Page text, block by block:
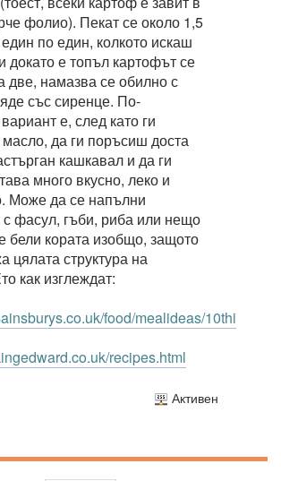
фолио). Пекат се около 1,5
по един, колкото искаш
докато е топъл картофът се
две, намазва се обилно с
със сиренце. По-
е, след като ги
да ги поръсиш доста
кашкавал и да ги
много вкусно, леко и
Може да се напълни
с фасул, гъби, риба или нещо
бели кората изобщо, защото
цялата структура на
как изглеждат:
food/mealideas/
recipes.html
Активен